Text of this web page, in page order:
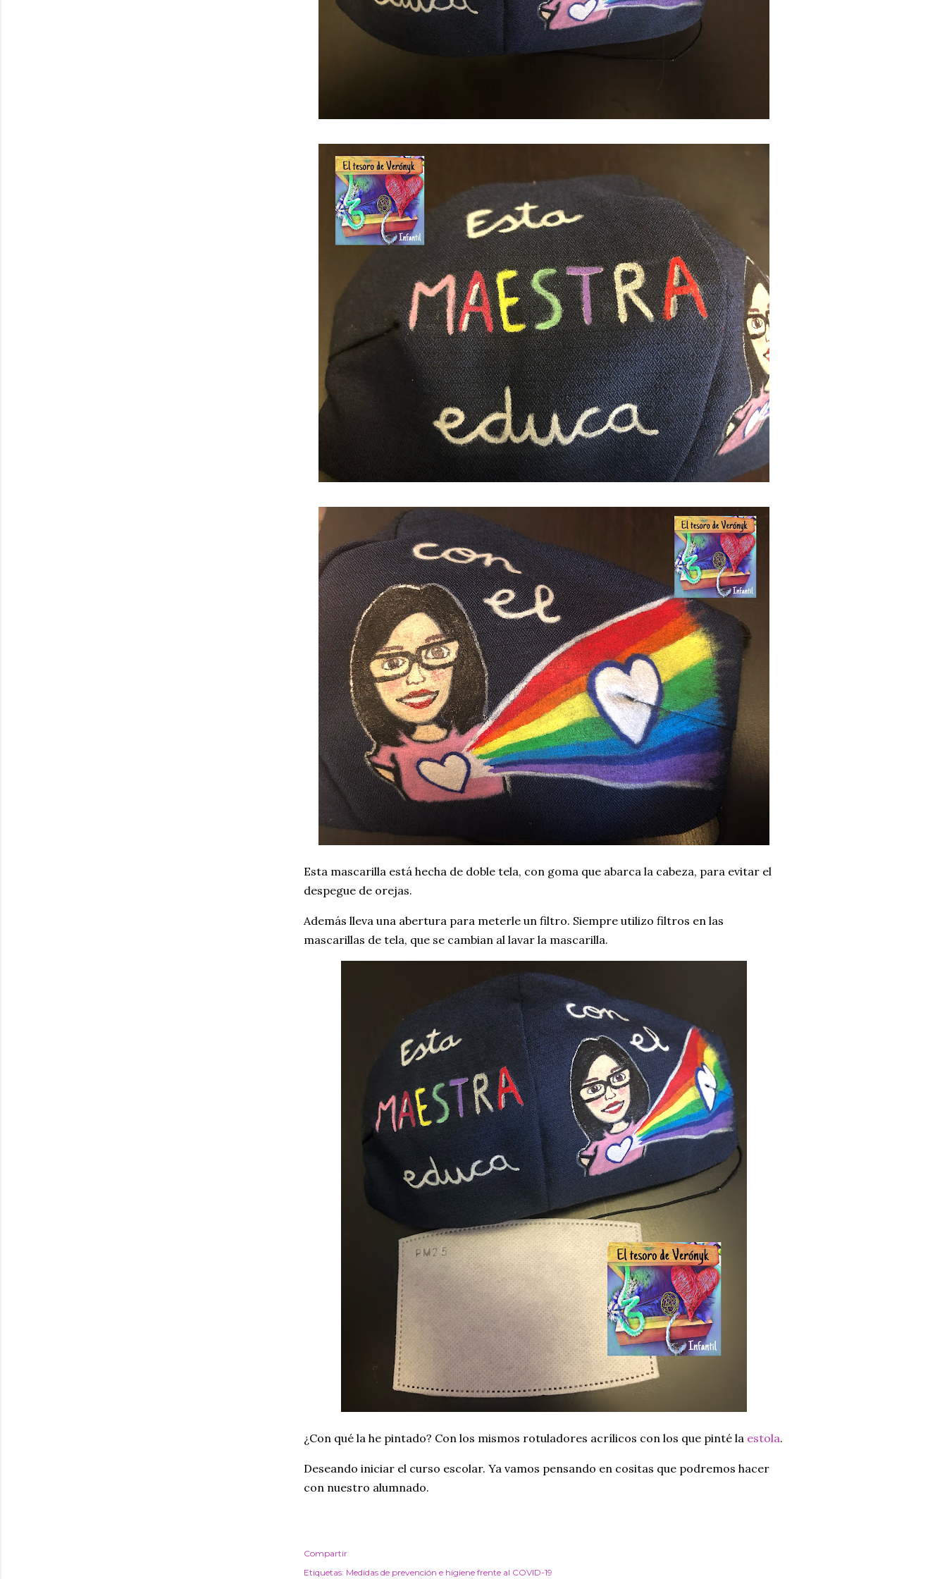
Esta mascarilla está hecha de doble tela, con goma que abarca la cabeza, para evitar el
despegue de orejas.
Además lleva una abertura para meterle un filtro. Siempre utilizo filtros en las
mascarillas de tela, que se cambian al lavar la mascarilla.
¿Con qué la he pintado? Con los mismos rotuladores acrílicos con los que pinté la estola.
Deseando iniciar el curso escolar. Ya vamos pensando en cositas que podremos hacer
con nuestro alumnado.
Compartir
Etiquetas: Medidas de prevención e higiene frente al COVID-19